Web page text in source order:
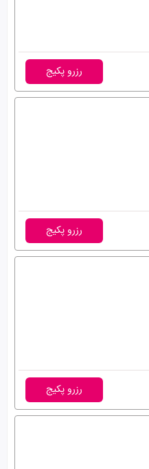
رزرو پکیج
رزرو پکیج
رزرو پکیج